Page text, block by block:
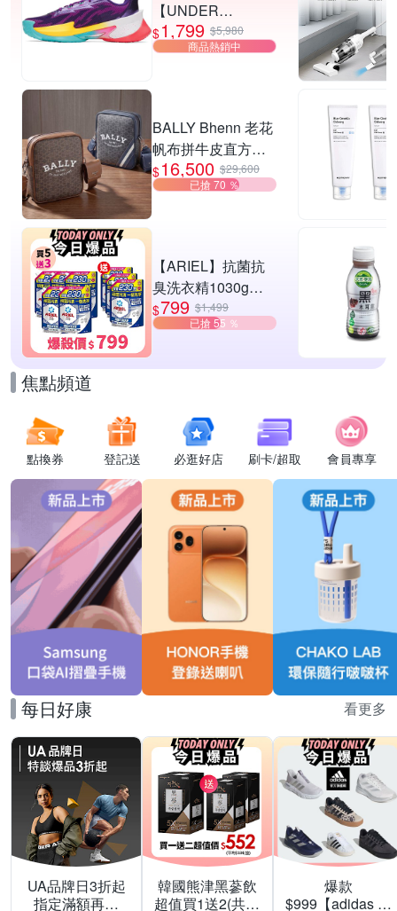
【UNDER
ARMOUR】UA
CURRY SERIES 7
$1,799 $5,980
商品熱銷中
BALLY Bhenn 老花
帆布拼牛皮直方肩
斜背郵差包-2款可
選
$16,500 $29,600
已搶 70 ％
【ARIEL】抗菌抗
臭洗衣精1030g補
充包 X8 (抗菌去漬/
室內晾曬) 兩款任選
$799 $1,499
已搶 55 ％
焦點頻道
點換券 登記送 必逛好店 刷卡/超取 會員專享
每日好康 看更多
UA品牌日3折起
指定滿額再折
韓國熊津黑蔘飲
超值買1送2(共24
爆款
$999【adidas 愛